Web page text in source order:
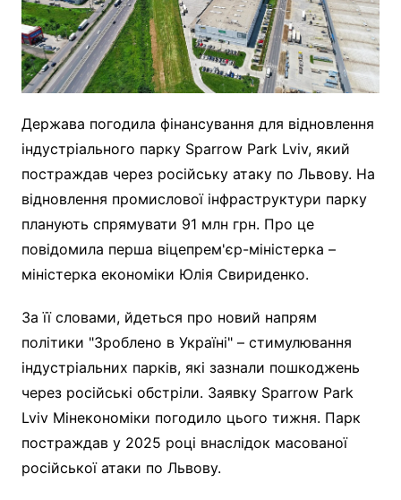
Держава погодила фінансування для відновлення
індустріального парку Sparrow Park Lviv, який
постраждав через російську атаку по Львову. На
відновлення промислової інфраструктури парку
планують спрямувати 91 млн грн. Про це
повідомила перша віцепрем'єр-міністерка –
міністерка економіки Юлія Свириденко.
За її словами, йдеться про новий напрям
політики "Зроблено в Україні" – стимулювання
індустріальних парків, які зазнали пошкоджень
через російські обстріли. Заявку Sparrow Park
Lviv Мінекономіки погодило цього тижня. Парк
постраждав у 2025 році внаслідок масованої
російської атаки по Львову.